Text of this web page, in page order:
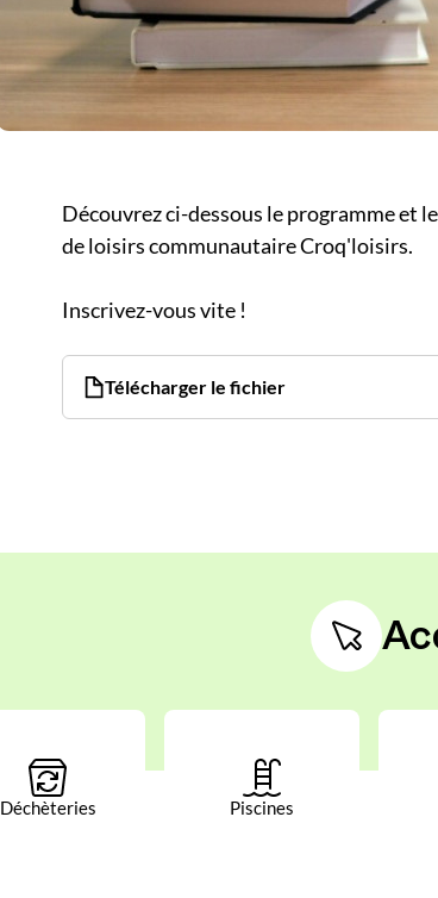
Découvrez ci-dessous le programme et
de loisirs communautaire Croq'loisirs.
Inscrivez-vous vite !
Télécharger le fichier
Déchèteries Piscines